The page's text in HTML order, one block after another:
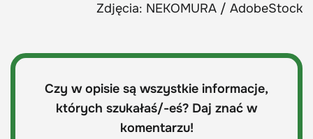
Zdjęcia: NEKOMURA / AdobeStock
Czy w opisie są wszystkie informacje,
których szukałaś/-eś? Daj znać w
komentarzu!